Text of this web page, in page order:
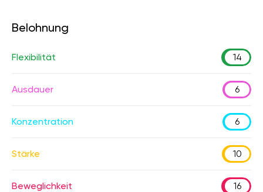
Belohnung
Flexibilität 14
Ausdauer 6
Konzentration 6
Stärke 10
Beweglichkeit 16